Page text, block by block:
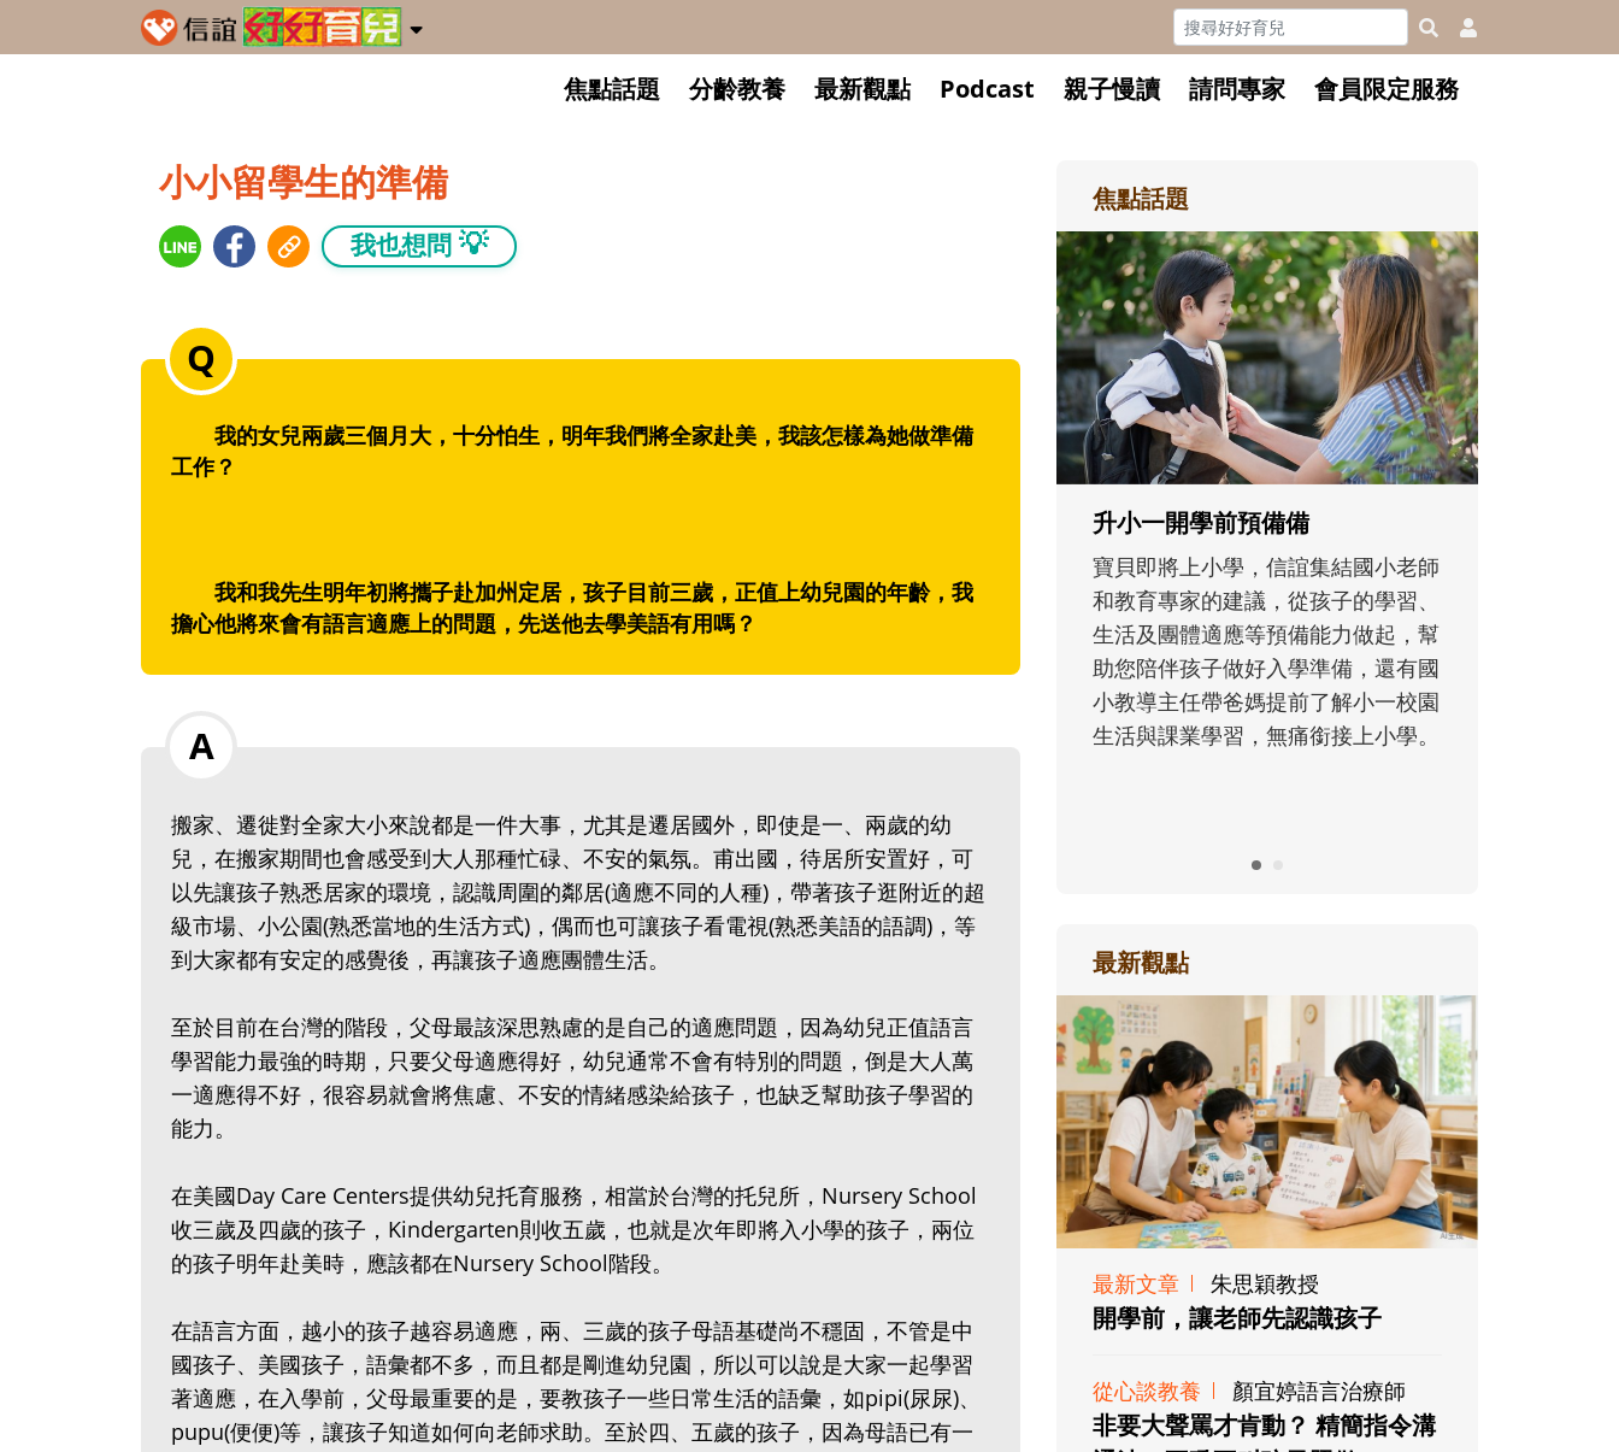
焦點話題 分齡教養 最新觀點 Podcast 親子慢讀 請問專家 會員限定服務
小小留學生的準備
我也想問 💡
我的女兒兩歲三個月大，十分怕生，明年我們將全家赴美，我該怎樣為她做準備
工作？
我和我先生明年初將攜子赴加州定居，孩子目前三歲，正值上幼兒園的年齡，我
擔心他將來會有語言適應上的問題，先送他去學美語有用嗎？
搬家、遷徙對全家大小來說都是一件大事，尤其是遷居國外，即使是一、兩歲的幼
兒，在搬家期間也會感受到大人那種忙碌、不安的氣氛。甫出國，待居所安置好，可
以先讓孩子熟悉居家的環境，認識周圍的鄰居(適應不同的人種)，帶著孩子逛附近的超
級市場、小公園(熟悉當地的生活方式)，偶而也可讓孩子看電視(熟悉美語的語調)，等
到大家都有安定的感覺後，再讓孩子適應團體生活。
至於目前在台灣的階段，父母最該深思熟慮的是自己的適應問題，因為幼兒正值語言
學習能力最強的時期，只要父母適應得好，幼兒通常不會有特別的問題，倒是大人萬
一適應得不好，很容易就會將焦慮、不安的情緒感染給孩子，也缺乏幫助孩子學習的
能力。
在美國Day Care Centers提供幼兒托育服務，相當於台灣的托兒所，Nursery School
收三歲及四歲的孩子，Kindergarten則收五歲，也就是次年即將入小學的孩子，兩位
的孩子明年赴美時，應該都在Nursery School階段。
在語言方面，越小的孩子越容易適應，兩、三歲的孩子母語基礎尚不穩固，不管是中
國孩子、美國孩子，語彙都不多，而且都是剛進幼兒園，所以可以說是大家一起學習
著適應，在入學前，父母最重要的是，要教孩子一些日常生活的語彙，如pipi(尿尿)、
pupu(便便)等，讓孩子知道如何向老師求助。至於四、五歲的孩子，因為母語已有一
焦點話題
寶貝即將上小學，信誼集結國小老師
和教育專家的建議，從孩子的學習、
生活及團體適應等預備能力做起，幫
助您陪伴孩子做好入學準備，還有國
小教導主任帶爸媽提前了解小一校園
生活與課業學習，無痛銜接上小學。
和孩子一起長大的那個男人│讀
懂父親的不同模樣
沒有人天生就擅長當爸爸！男人總是
在一次次「前所未有」的體驗中，跟
著孩子一起長大。從給予安全感的肢
體遊戲，到獨立自主、角色認同及解
決問題的能力養成。爸爸正嘗試用不
同的模樣，參與孩子每個重要的成長
歷程。
最新觀點
最新文章 朱思穎教授
開學前，讓老師先認識孩子
從心談教養 顏宜婷語言治療師
非要大聲罵才肯動？ 精簡指令溝